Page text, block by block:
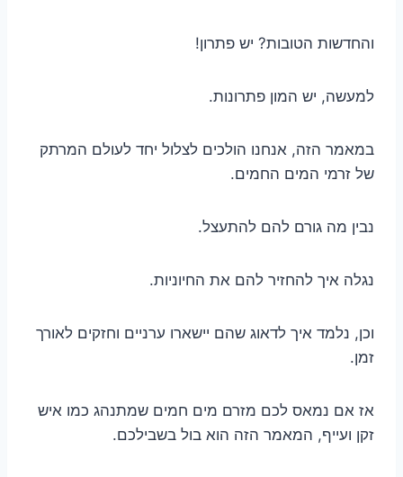
והחדשות הטובות? יש פתרון!
למעשה, יש המון פתרונות.
במאמר הזה, אנחנו הולכים לצלול יחד לעולם המרתק
של זרמי המים החמים.
נבין מה גורם להם להתעצל.
נגלה איך להחזיר להם את החיוניות.
וכן, נלמד איך לדאוג שהם יישארו ערניים וחזקים לאורך
זמן.
אז אם נמאס לכם מזרם מים חמים שמתנהג כמו איש
זקן ועייף, המאמר הזה הוא בול בשבילכם.